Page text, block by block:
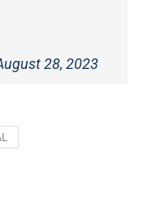
28, 2023